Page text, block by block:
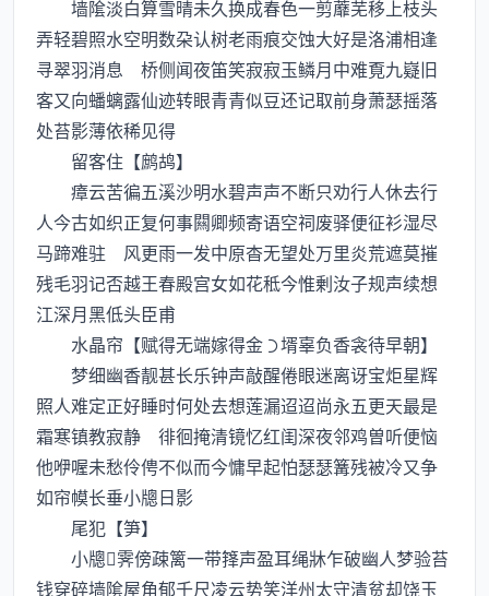
墙隂淡白算雪晴未久换成春色一剪蘼芜移上枝头
弄轻碧照水空明数朶认树老雨痕交蚀大好是洛浦相逢
寻翠羽消息 桥侧闻夜笛笑寂寂玉鳞月中难覔九嶷旧
客又向蟠螭露仙迹转眼青青似豆还记取前身萧瑟摇落
处苔影薄依稀见得
留客住【鹧鸪】
瘴云苦徧五溪沙明水碧声声不断只劝行人休去行
人今古如织正复何事闗卿频寄语空祠废驿便征衫湿尽
马蹄难驻 风更雨一发中原杳无望处万里炎荒遮莫摧
残毛羽记否越王春殿宫女如花秪今惟剰汝子规声续想
江深月黑低头臣甫
水晶帘【赋得无端嫁得金壻辜负香衾待早朝】
梦细幽香靓甚长乐钟声敲醒倦眼迷离讶宝炬星辉
照人难定正好睡时何处去想莲漏迢迢尚永五更天最是
霜寒镇教寂静 徘徊掩清镜忆红闺深夜邻鸡曽听便恼
他咿喔未愁伶俜不似而今慵早起怕瑟瑟篝残被冷又争
如帘幙长垂小牕日影
尾犯【笋】
小牕霁傍疎篱一带箨声盈耳绳牀乍破幽人梦验苔
钱穿碎墙隂屋角郁千尺凌云势笑洋州太守清贫却饶玉